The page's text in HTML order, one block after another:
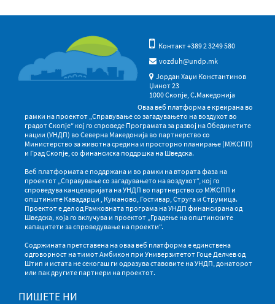
Контакт +389 2 3249 580
vozduh@undp.mk
Јордан Хаџи Константинов
Џинот 23
1000 Скопје, С.Македонија
Оваа веб платформа е креирана во
рамки на проектот „Справување со загадувањето на воздухот во
градот Скопје“ кој го спроведе Програмата за развој на Обединетите
нации (УНДП) во Северна Македонија во партнерство со
Министерство за животна средина и просторно планирање (МЖСПП)
и Град Скопје, со финансиска поддршка на Шведска.
Веб платформата е поддржана и во рамки на втората фаза на
проектот „Справување со загадувањето на воздухот“, кој го
спроведува канцеларијата на УНДП во партнерство со МЖСПП и
општините Кавадарци , Куманово, Гостивар, Струга и Струмица.
Проектот е дел од Рамковната програма на УНДП финансирана од
Шведска, која го вклучува и проектот „Градење на општинските
капацитети за спроведување на проекти“.
Содржината претставена на оваа веб платформа е единствена
одговорност на тимот Амбикон при Универзитетот Гоце Делчев од
Штип и истата не секогаш ги одразува ставовите на УНДП, донаторот
или пак другите партнери на проектот.
ПИШЕТЕ НИ